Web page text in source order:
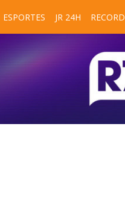
ESPORTES JR 24H RECORD